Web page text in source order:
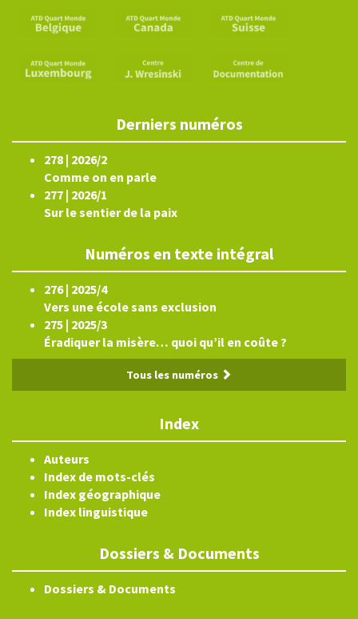
Derniers numéros
278 | 2026/2
Comme on en parle
277 | 2026/1
Sur le sentier de la paix
Numéros en texte intégral
276 | 2025/4
Vers une école sans exclusion
275 | 2025/3
Éradiquer la misère… quoi qu’il en coûte ?
Tous les numéros
Index
Auteurs
Index de mots-clés
Index géographique
Index linguistique
Dossiers & Documents
Dossiers & Documents